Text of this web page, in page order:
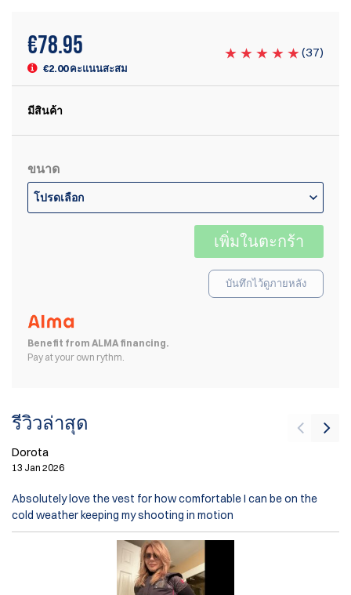
€78.95
€2.00 คะแนนสะสม
(37)
มีสินค้า
ขนาด
โปรดเลือก
เพิ่มในตะกร้า
บันทึกไว้ดูภายหลัง
Benefit from ALMA financing.
Pay at your own rythm.
รีวิวล่าสุด
Dorota
13 Jan 2026
Absolutely love the vest for how comfortable I can be on the
cold weather keeping my shooting in motion